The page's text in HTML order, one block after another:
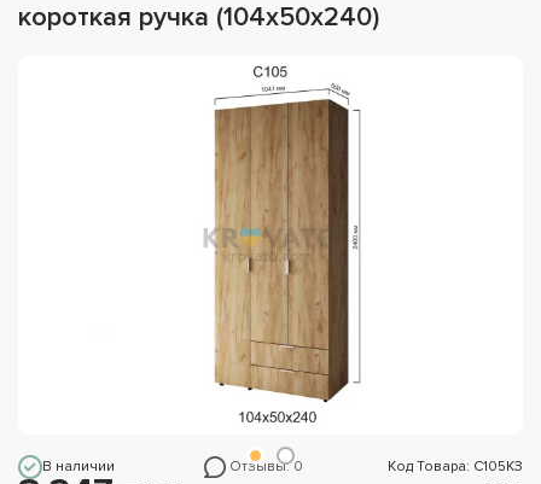
короткая ручка (104х50х240)
В наличии Отзывы: 0 Код Товара: С105КЗ